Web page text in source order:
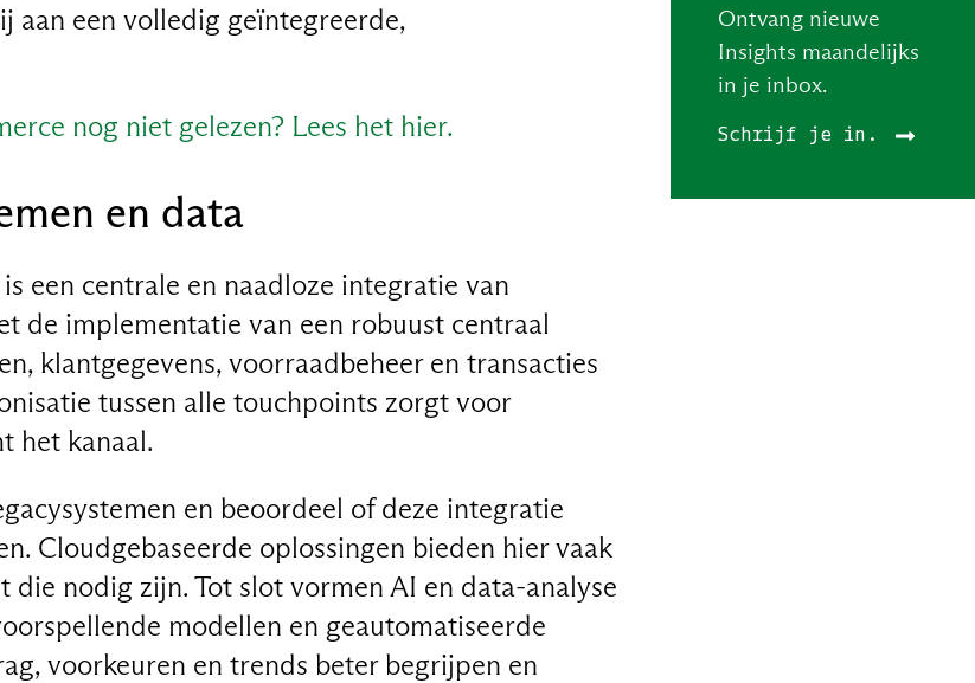
aan een volledig geïntegreerde,
nog niet gelezen? Lees het hier.
en data
een centrale en naadloze integratie van
de implementatie van een robuust centraal
klantgegevens, voorraadbeheer en transacties
tussen alle touchpoints zorgt voor
het kanaal.
en beoordeel of deze integratie
Cloudgebaseerde oplossingen bieden hier vaak
nodig zijn. Tot slot vormen AI en data-analyse
modellen en geautomatiseerde
voorkeuren en trends beter begrijpen en
Ontvang nieuwe
Insights maandelijks
in je inbox.
Schrijf je in.